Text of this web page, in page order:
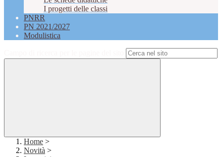
I progetti delle classi
PNRR
PN 2021/2027
Modulistica
Home >
Novità >